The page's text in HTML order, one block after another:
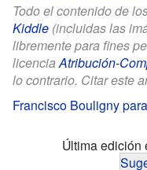
Todo el contenido de
Kiddle (incluidas las
libremente para fines
licenciaAtribución-
lo contrario. Citar este
Francisco Bouligny
Última edición